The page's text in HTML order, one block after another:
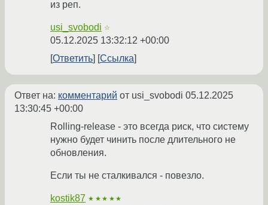
из реп.
usi_svobodi ☆
05.12.2025 13:32:12 +00:00
Ответить
Ссылка
Ответ на: комментарий от usi_svobodi 05.12.2025
13:30:45 +00:00
Rolling-release - это всегда риск, что систему
нужно будет чинить после длительного не
обновления.
Если ты не сталкивался - повезло.
kostik87 ★★★★★